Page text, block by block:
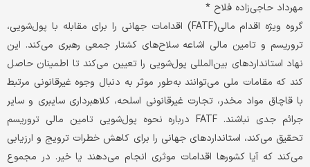
مهرداد حاجی‌زاده فلاح *
گروه ویژه اقدام مالی(FATF) اقدامات جهانی را برای مقابله با پول‌شویی،
تروریسم و تامین مالی اشاعه سلاح‌های کشتار جمعی رهبری می‌کند. این
نهاد استانداردهای بین‌المللی پول‌شویی را تعیین می‌کند تا اطمینان حاصل
کند که مقامات ملی می‌‌‌توانند به‌طور موثر به دنبال وجوه غیرقانونی مرتبط
با قاچاق مواد مخدر، تجارت غیرقانونی اسلحه، کلاهبرداری سایبری و سایر
جرائم جدی نباشند. FATF درباره نحوه پول‌شویی تامین مالی تروریسم
تحقیق می‌کند، استانداردهای جهانی را برای کاهش خطرات ترویج و ارزیابی
می‌کند که آیا کشورها اقدامات موثری انجام می‌دهند یا خیر. در مجموع